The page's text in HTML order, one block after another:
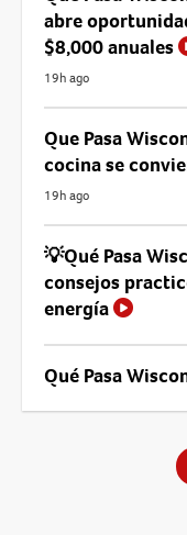
abre
$8,000 anuales
19h ago
Que Pasa
cocina se
19h ago
💡Qué Pasa
consejos
energía
Qué Pasa